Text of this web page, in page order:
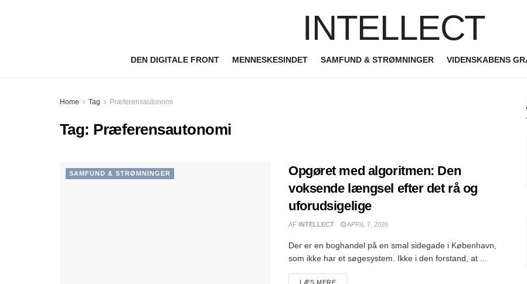
INTELLECT
DEN DIGITALE FRONT MENNESKESINDET SAMFUND & STRØMNINGER VIDENSKABENS
Home Tag Præferensautonomi
Tag: Præferensautonomi
SAMFUND & STRØMNINGER
Opgøret med algoritmen: Den
voksende længsel efter det rå og
uforudsigelige
AF INTELLECT APRIL 7, 2026
Der er en boghandel på en smal sidegade i København,
som ikke har et søgesystem. Ikke i den forstand, at ...
LÆS MEREDETAILS